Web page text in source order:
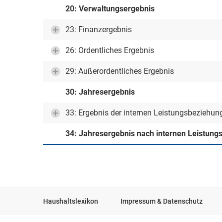
20: Verwaltungsergebnis
23: Finanzergebnis
26: Ordentliches Ergebnis
29: Außerordentliches Ergebnis
30: Jahresergebnis
33: Ergebnis der internen
34: Jahresergebnis nach internen
Haushaltslexikon Impressum & Datenschutz